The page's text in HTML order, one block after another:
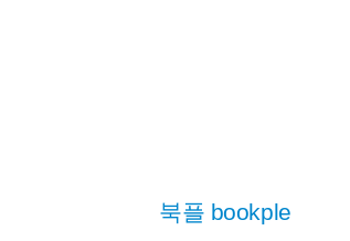
북플 bookple